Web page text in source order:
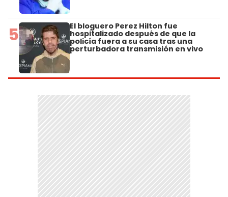
5 El bloguero Perez Hilton fue
hospitalizado después de que la
policía fuera a su casa tras una
perturbadora transmisión en vivo